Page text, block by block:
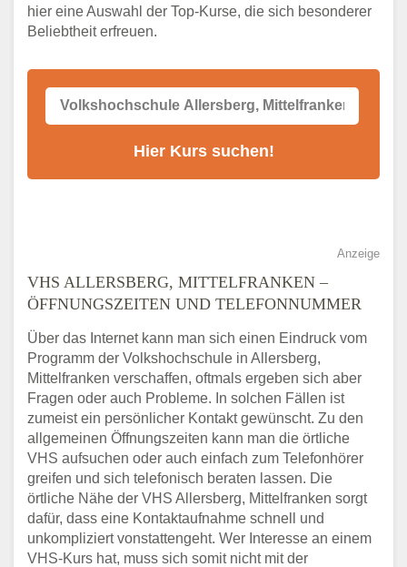
Stellenangebote der Volkshochschule
Allersberg, Mittelfranken
VHS-Kurs
Alternativen zum VHS Programm 2026 in
hier eine Auswahl der Top-Kurse, die sich besonderer
Beliebtheit erfreuen.
Anzeige
VHS ALLERSBERG, MITTELFRANKEN –
ÖFFNUNGSZEITEN UND TELEFONNUMMER
Über das Internet kann man sich einen Eindruck vom
Programm der Volkshochschule in Allersberg,
Mittelfranken verschaffen, oftmals ergeben sich aber
Fragen oder auch Probleme. In solchen Fällen ist
zumeist ein persönlicher Kontakt gewünscht. Zu den
allgemeinen Öffnungszeiten kann man die örtliche
VHS aufsuchen oder auch einfach zum Telefonhörer
greifen und sich telefonisch beraten lassen. Die
örtliche Nähe der VHS Allersberg, Mittelfranken sorgt
dafür, dass eine Kontaktaufnahme schnell und
unkompliziert vonstattengeht. Wer Interesse an einem
VHS-Kurs hat, muss sich somit nicht mit der